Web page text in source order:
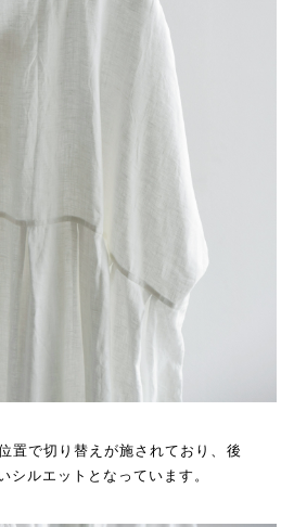
置で切り替えが施されており、後
シルエットとなっています。